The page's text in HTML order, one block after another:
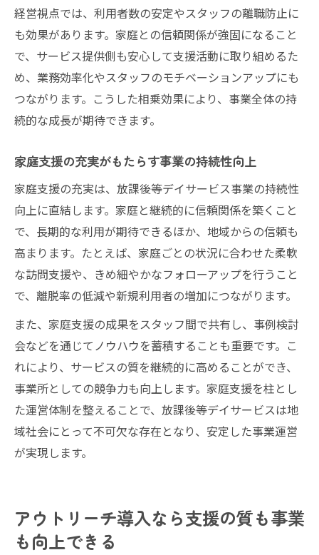
経営視点では、利用者数の安定やスタッフの離職防止に
も効果があります。家庭との信頼関係が強固になること
で、サービス提供側も安心して支援活動に取り組めるた
め、業務効率化やスタッフのモチベーションアップにも
つながります。こうした相乗効果により、事業全体の持
続的な成長が期待できます。
家庭支援の充実がもたらす事業の持続性向上
家庭支援の充実は、放課後等デイサービス事業の持続性
向上に直結します。家庭と継続的に信頼関係を築くこと
で、長期的な利用が期待できるほか、地域からの信頼も
高まります。たとえば、家庭ごとの状況に合わせた柔軟
な訪問支援や、きめ細やかなフォローアップを行うこと
で、離脱率の低減や新規利用者の増加につながります。
また、家庭支援の成果をスタッフ間で共有し、事例検討
会などを通じてノウハウを蓄積することも重要です。こ
れにより、サービスの質を継続的に高めることができ、
事業所としての競争力も向上します。家庭支援を柱とし
た運営体制を整えることで、放課後等デイサービスは地
域社会にとって不可欠な存在となり、安定した事業運営
が実現します。
アウトリーチ導入なら支援の質も事業
も向上できる